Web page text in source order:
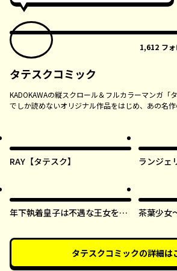
1,612 フ
タテスクコミック
KADOKAWAの縦スクロール＆フルカラーマンガ「
でしか読めないオリジナル作品をはじめ、あの名
RAY【タテスク】
ランジェ
年下執着皇子は不遇な王女を愛
茶葉少女
した！～
タテスクコミックの詳細は